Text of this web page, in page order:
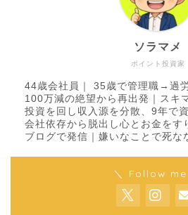
ポイント投資家
ソラマメ
44歳会社員｜ 35歳で管理職→過
100万減の絶望から再出発｜スキ
投資を回し収入源を分散、9年で
会社依存から脱出し心とお金をす
ブログで発信｜嫌いなことで死な
＼ Follow me